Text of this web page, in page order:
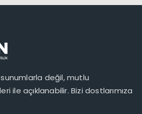
değil, mutlu
ile açıklanabilir. Bizi dostlarımıza